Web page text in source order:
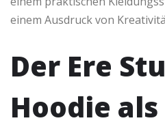
einem Ausdruck von
Der Ere
Hoodie als